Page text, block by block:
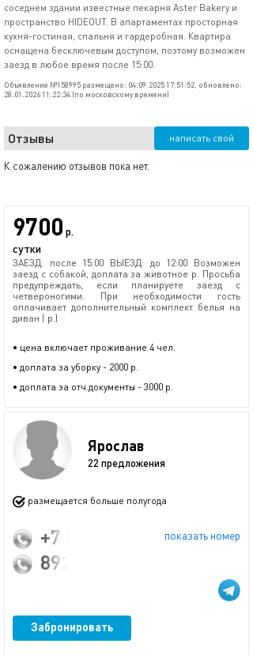
соседнем здании известные пекарня Aster Bakery и
пространство HIDEOUT. В апартаментах просторная
кухня-гостиная, спальня и гардеробная. Квартира
оснащена бесключевым доступом, поэтому возможен
заезд в любое время после 15:00.
Объявление №158995 размещено: 04.09.2025 17:51:52, обновлено:
28.01.2026 11:22:34 (по московскому времени)
Отзывы написать свой
К сожалению отзывов пока нет.
9700 р.
сутки
ЗАЕЗД: после 15:00 ВЫЕЗД: до 12:00 Возможен
заезд с собакой, доплата за животное р. Просьба
предупреждать, если планируете заезд с
четвероногими. При необходимости гость
оплачивает дополнительный комплект белья на
диван ( р.).
• цена включает проживание 4 чел.
• доплата за уборку - 2000 р.
• доплата за отч.документы - 3000 р.
Ярослав
22 предложения
размещается больше полугода
показать номер
+7 (921) 581-04-66
89213135643
Забронировать